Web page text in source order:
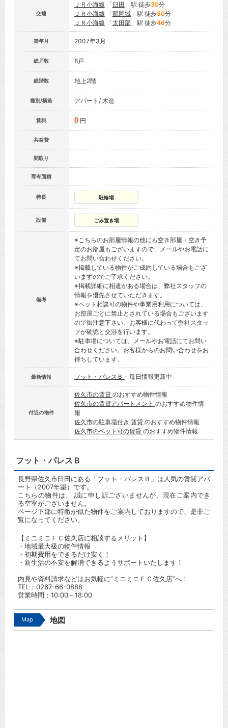
交通
ＪＲ小海線 「臼田 」駅 徒歩30分
ＪＲ小海線 「龍岡城」駅 徒歩30分
ＪＲ小海線 「太田部」駅 徒歩46分
築年月 2007年3月
総戸数 8戸
総階数 地上2階
種別/構造 アパート/ 木造
賃料 0 円
共益費
間取り
専有面積
特長 駐輪場
設備 ごみ置き場
備考
※こちらのお部屋情報の他にも空き部屋・空き予
定のお部屋もございますので、メールやお電話に
てお問い合わせください。
※掲載している物件がご成約している場合もござ
いますのでご了承ください。
※掲載詳細に相違がある場合は、弊社スタッフの
情報を優先させていただきます。
※ペット相談可の物件や事業用利用については、
お部屋ごとに禁止とされている場合もございます
ので御注意下さい。お客様に代わって弊社スタッ
フが確認と交渉を行います。
※駐車場については、メールやお電話にてお問い
合わせください。お客様からのお問い合わせをお
待ちしています。
最新情報 フット・パレスＢ - 毎日情報更新中
付近の物件
佐久市の賃貸 のおすすめ物件情報
佐久市の賃貸アパートメント のおすすめ物件情
報
佐久市の駐車場付き 賃貸 のおすすめ物件情報
佐久市のペット可の賃貸 のおすすめ物件情報
フット・パレスＢ
長野県佐久市臼田にある「フット・パレスＢ」は人気の賃貸アパ
ート（2007年築）です。
こちらの物件は、 誠に申し訳ございませんが、現在ご案内でき
る空室がございません。
ページ下部に特徴が似た物件をご案内しておりますので、是非ご
覧になってください。
【ミニミニＦＣ佐久店に相談するメリット】
・地域最大級の物件情報
・初期費用をできるだけ安く！
・新生活の不安を解消できるようサポートいたします！
内見や資料請求などはお気軽に”ミニミニＦＣ佐久店”へ！
TEL： 0267-66-0888
営業時間：10:00～18:00
Map 地図